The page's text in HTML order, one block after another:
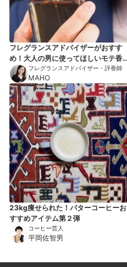
フレグランスアドバイザーがおすす
め！大人の男に使ってほしいモテ香
水7選 フレグランスアドバイザー・評香師
MAHO
23kg痩せられた！バターコーヒーお
すすめアイテム第２弾
コーヒー芸人
平岡佐智男